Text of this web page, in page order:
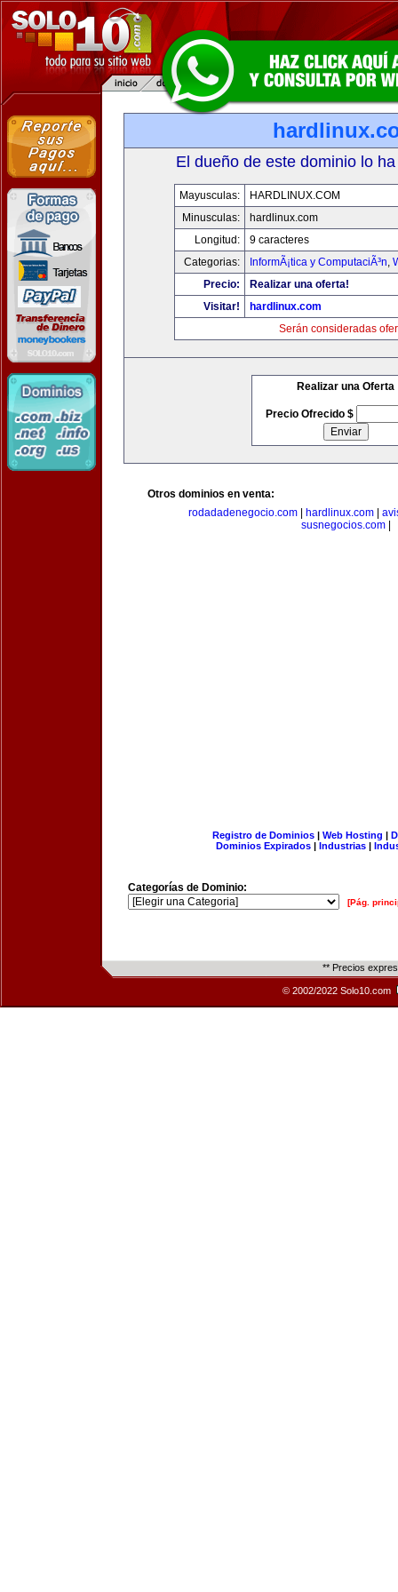
El dueño de este dominio lo
Mayusculas:
HARDLINUX.COM
Minusculas:
hardlinux.com
Longitud:
9 caracteres
Categorias:
InformÃ¡tica y ComputaciÃ³n,
Precio:
Realizar una oferta!
Visitar!
hardlinux.com
Serán consideradas
Realizar una Oferta
Precio Ofrecido $
Otros dominios en venta:
rodadadenegocio.com| hardlinux.com|
susnegocios.com|
Registro de Dominios| Web Hosting |
Dominios Expirados | Industrias |
Categorías de Dominio:
[Pág.
** Precios
© 2002/2022 Solo10.com